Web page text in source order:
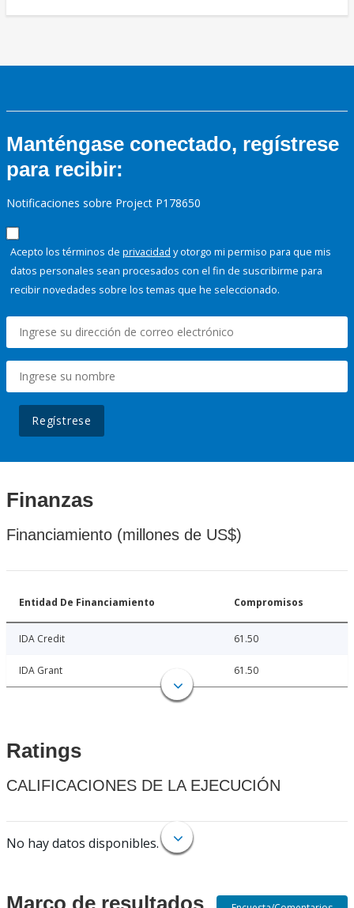
Manténgase conectado, regístrese
para recibir:
Notificaciones sobre Project P178650
Acepto los términos de privacidad y otorgo mi permiso para que mis
datos personales sean procesados con el fin de suscribirme para
recibir novedades sobre los temas que he seleccionado.
Regístrese
Finanzas
Financiamiento (millones de US$)
Entidad De Financiamiento Compromisos
IDA Credit 61.50
IDA Grant 61.50
Ratings
CALIFICACIONES DE LA EJECUCIÓN
No hay datos disponibles.